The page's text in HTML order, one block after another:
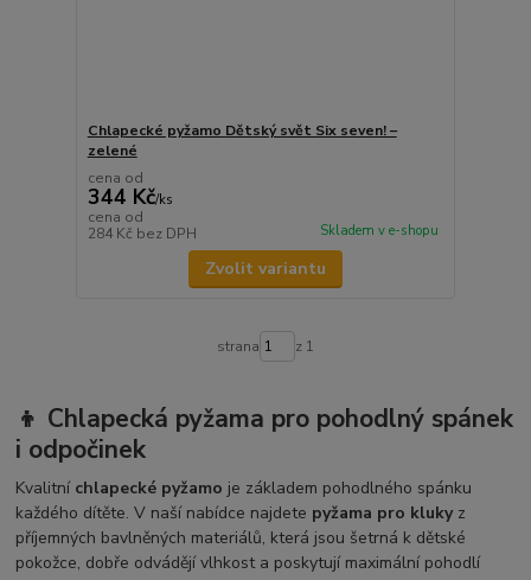
Chlapecké pyžamo Dětský svět Six seven! –
zelené
cena od
344 Kč/ks
cena od
284 Kč bez DPH Skladem v e-shopu
Zvolit variantu
strana z 1
👦 Chlapecká pyžama pro pohodlný spánek
i odpočinek
Kvalitní chlapecké pyžamo je základem pohodlného spánku
každého dítěte. V naší nabídce najdete pyžama pro klukyz
příjemných bavlněných materiálů, která jsou šetrná k dětské
pokožce, dobře odvádějí vlhkost a poskytují maximální pohodlí